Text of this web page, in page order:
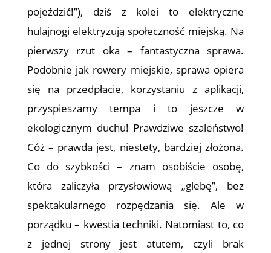
pojeździć!”), dziś z kolei to elektryczne
hulajnogi elektryzują społeczność miejską. Na
pierwszy rzut oka – fantastyczna sprawa.
Podobnie jak rowery miejskie, sprawa opiera
się na przedpłacie, korzystaniu z aplikacji,
przyspieszamy tempa i to jeszcze w
ekologicznym duchu! Prawdziwe szaleństwo!
Cóż – prawda jest, niestety, bardziej złożona.
Co do szybkości – znam osobiście osobę,
która zaliczyła przysłowiową „glebę”, bez
spektakularnego rozpędzania się. Ale w
porządku – kwestia techniki. Natomiast to, co
z jednej strony jest atutem, czyli brak